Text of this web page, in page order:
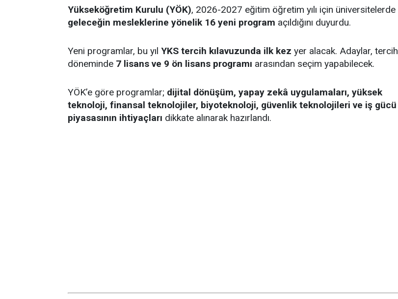
Yükseköğretim Kurulu (YÖK), 2026-2027 eğitim öğretim yılı için üniversitelerde
geleceğin mesleklerine yönelik 16 yeni program açıldığını duyurdu.
Yeni programlar, bu yıl YKS tercih kılavuzunda ilk kez yer alacak. Adaylar, tercih
döneminde 7 lisans ve 9 ön lisans programı arasından seçim yapabilecek.
YÖK’e göre programlar; dijital dönüşüm, yapay zekâ uygulamaları, yüksek
teknoloji, finansal teknolojiler, biyoteknoloji, güvenlik teknolojileri ve iş gücü
piyasasının ihtiyaçları dikkate alınarak hazırlandı.